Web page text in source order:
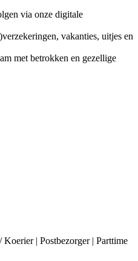
via onze digitale
vakanties, uitjes en
met betrokken en gezellige
| Postbezorger | Parttime